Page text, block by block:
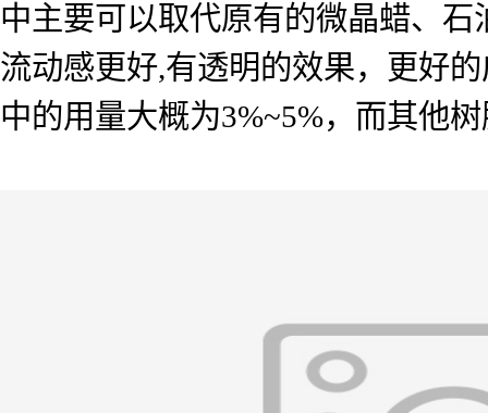
中主要可以取代原有的微晶蜡、
流动感更好,有透明的效果，更好
中的用量大概为3%~5%，而其他